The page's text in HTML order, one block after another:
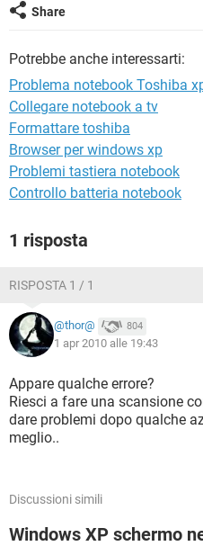
Share
Potrebbe anche interessarti:
Problema notebook Toshiba
Collegare notebook a tv
Formattare toshiba
Browser per windows xp
Problemi tastiera notebook
Controllo batteria notebook
1 risposta
RISPOSTA 1 / 1
@thor@ 804
1 apr 2010 alle 19:43
Appare qualche errore?
Riesci a fare una scansione
dare problemi dopo qualche
meglio..
Discussioni simili
Windows XP schermo